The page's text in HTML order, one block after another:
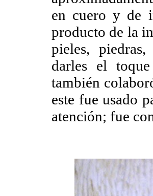
en cuero y de
producto de la
pieles,
darles el
también
este fue usado
atención; fue